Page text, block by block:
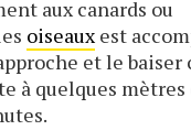
aux canards ou
oiseaux est
et le baiser
à quelques